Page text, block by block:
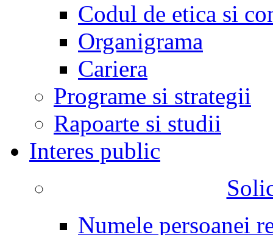
Codul de etica si
Organigrama
Cariera
Programe si strategii
Rapoarte si studii
Interes public
Numele persoanei